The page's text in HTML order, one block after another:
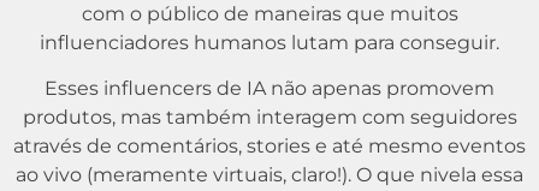
com o público de maneiras que muitos
influenciadores humanos lutam para conseguir.
Esses influencers de IA não apenas promovem
produtos, mas também interagem com seguidores
através de comentários, stories e até mesmo eventos
ao vivo (meramente virtuais, claro!). O que nivela essa